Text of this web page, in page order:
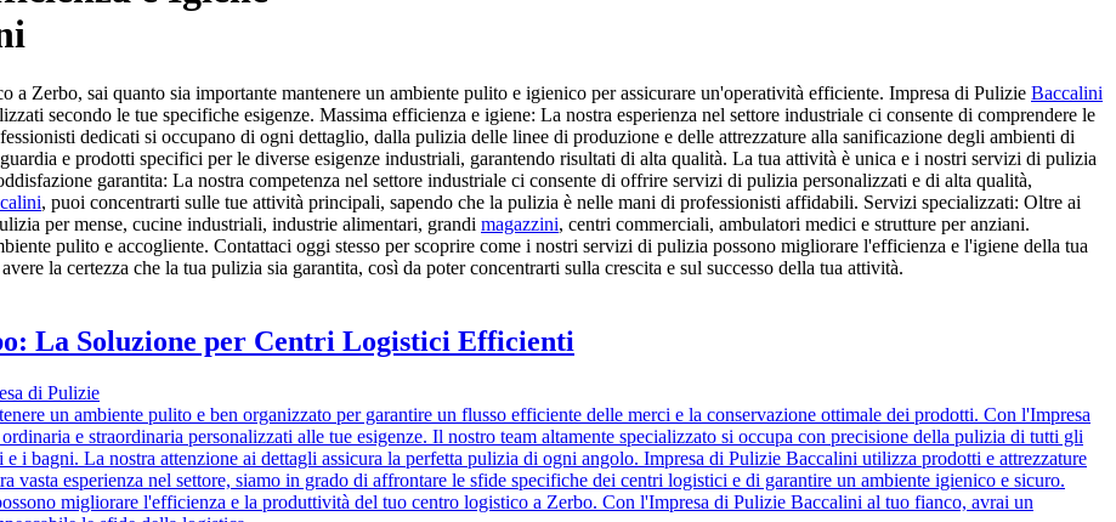
a Zerbo, sai quanto sia importante mantenere un ambiente pulito e igienico per assicurare un'operatività efficiente. Impresa di Pulizie Baccalini
secondo le tue specifiche esigenze. Massima efficienza e igiene: La nostra esperienza nel settore industriale ci consente di comprendere le
dedicati si occupano di ogni dettaglio, dalla pulizia delle linee di produzione e delle attrezzature alla sanificazione degli ambienti di
e prodotti specifici per le diverse esigenze industriali, garantendo risultati di alta qualità. La tua attività è unica e i nostri servizi di pulizia
garantita: La nostra competenza nel settore industriale ci consente di offrire servizi di pulizia personalizzati e di alta qualità,
, puoi concentrarti sulle tue attività principali, sapendo che la pulizia è nelle mani di professionisti affidabili. Servizi specializzati: Oltre ai
per mense, cucine industriali, industrie alimentari, grandi magazzini, centri commerciali, ambulatori medici e strutture per anziani.
pulito e accogliente. Contattaci oggi stesso per scoprire come i nostri servizi di pulizia possono migliorare l'efficienza e l'igiene della tua
la certezza che la tua pulizia sia garantita, così da poter concentrarti sulla crescita e sul successo della tua attività.
La Soluzione per Centri Logistici Efficienti
di Pulizie
un ambiente pulito e ben organizzato per garantire un flusso efficiente delle merci e la conservazione ottimale dei prodotti. Con l'Impresa
e straordinaria personalizzati alle tue esigenze. Il nostro team altamente specializzato si occupa con precisione della pulizia di tutti gli
i bagni. La nostra attenzione ai dettagli assicura la perfetta pulizia di ogni angolo. Impresa di Pulizie Baccalini utilizza prodotti e attrezzature
vasta esperienza nel settore, siamo in grado di affrontare le sfide specifiche dei centri logistici e di garantire un ambiente igienico e sicuro.
migliorare l'efficienza e la produttività del tuo centro logistico a Zerbo. Con l'Impresa di Pulizie Baccalini al tuo fianco, avrai un